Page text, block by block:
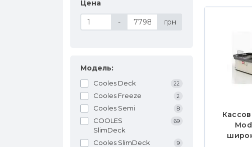
Цена
- грн
Модель:
Cooles Deck 22
Cooles Freeze 2
Cooles Semi 8
COOLES
SlimDeck
69
Cooles SlimDeck
9